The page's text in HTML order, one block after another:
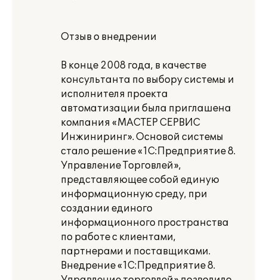
Отзыв о внедрении
В конце 2008 года, в качестве
консультанта по выбору системы и
исполнителя проекта
автоматизации была приглашена
компания «МАСТЕР СЕРВИС
Инжиниринг». Основой системы
стало решение «1С:Предприятие 8.
Управление Торговлей»,
представляющее собой единую
информационную среду, при
создании единого
информационного пространства
по работе с клиентами,
партнерами и поставщиками.
Внедрение «1С:Предприятие 8.